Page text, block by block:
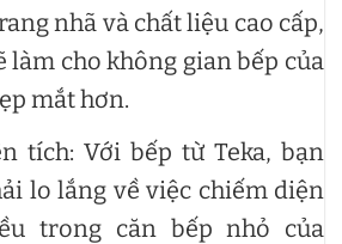
nhã và chất liệu cao cấp,
làm cho không gian bếp của
mắt hơn.
tích: Với bếp từ Teka, bạn
lo lắng về việc chiếm diện
trong căn bếp nhỏ của